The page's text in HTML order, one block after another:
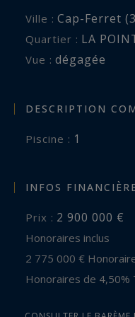
Ville : Cap-Ferret
Quartier : LA
Vue : dégagée
DESCRIPTION
piscine : 1
INFOS
Prix : 2 900 000 €
Honoraires inclus
2 775 000 €
Honoraires de